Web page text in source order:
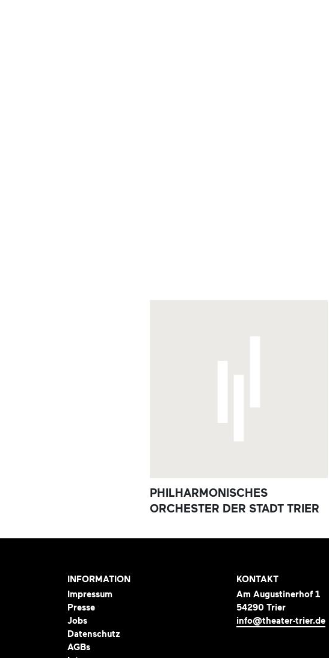
PHILHARMONISCHES
ORCHESTER DER STADT TRIER
INFORMATION
Impressum
Presse
Jobs
Datenschutz
AGBs
KONTAKT
Am Augustinerhof 1
54290 Trier
info@theater-trier.de